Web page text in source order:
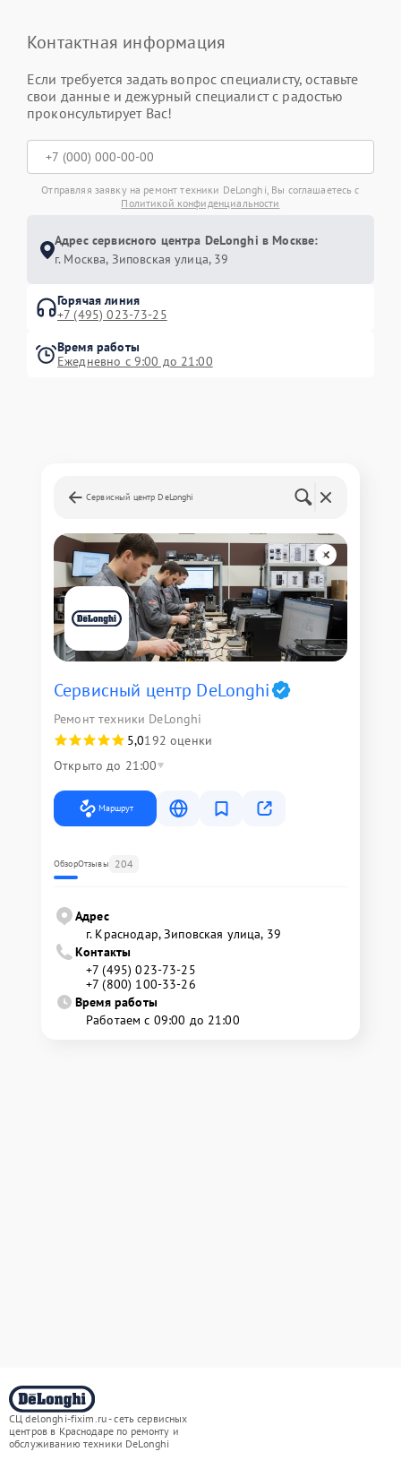
Контактная информация
Если требуется задать вопрос специалисту, оставьте
свои данные и дежурный специалист с радостью
проконсультирует Вас!
Отправляя заявку на ремонт техники DeLonghi, Вы соглашаетесь с
Политикой конфиденциальности
Адрес сервисного центра DeLonghi в Москве:
г. Москва, Зиповская улица, 39
Горячая линия
+7 (495) 023-73-25
Время работы
Ежедневно с 9:00 до 21:00
Сервисный центр DeLonghi
Сервисный центр DeLonghi
Ремонт техники DeLonghi
5,0192 оценки
Открыто до 21:00
Маршрут
ОбзорОтзывы 204
Адрес
г. Краснодар, Зиповская улица, 39
Контакты
+7 (495) 023-73-25
+7 (800) 100-33-26
Время работы
Работаем с 09:00 до 21:00
СЦ delonghi-fixim.ru - сеть сервисных
центров в Краснодаре по ремонту и
обслуживанию техники DeLonghi